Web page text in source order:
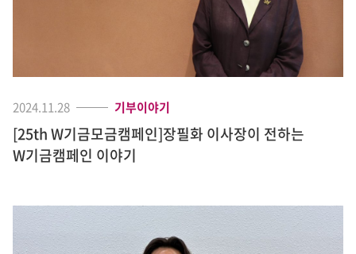
2024.11.28 기부이야기
[25th W기금모금캠페인]장필화 이사장이 전하는
W기금캠페인 이야기